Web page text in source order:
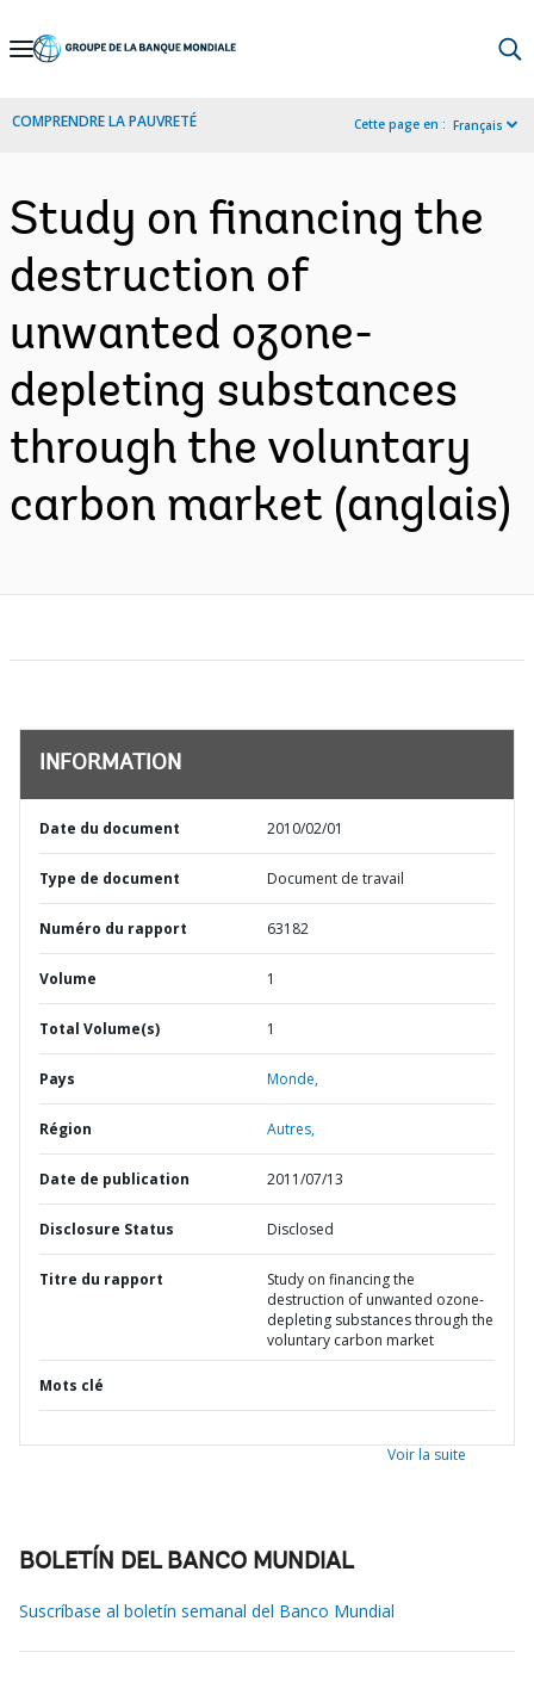
Skip
Navigation
COMPRENDRE LA PAUVRETÉ Cette page en : Français
Study on financing the
destruction of
unwanted ozone-
depleting substances
through the voluntary
carbon market (anglais)
INFORMATION
Date du document 2010/02/01
Type de document Document de travail
Numéro du rapport 63182
Volume 1
Total Volume(s) 1
Pays Monde,
Région Autres,
Date de publication 2011/07/13
Disclosure Status Disclosed
Titre du rapport
Study on financing the
destruction of unwanted ozone-
depleting substances through the
voluntary carbon market
Mots clé
Voir la suite
BOLETÍN DEL BANCO MUNDIAL
Suscríbase al boletín semanal del Banco Mundial